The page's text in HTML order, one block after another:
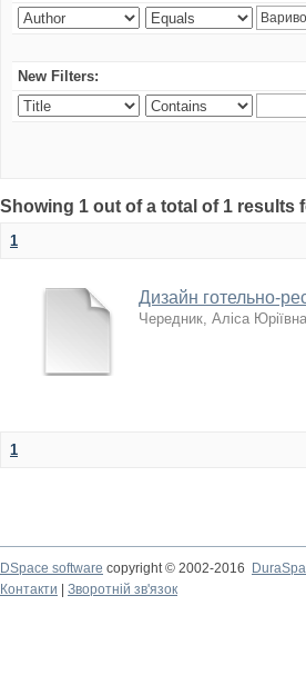
New Filters:
Showing 1 out of a total of 1 results
1
Дизайн готельно-
Чередник, Аліса Юріївна
1
DSpace software copyright © 2002-2016
Контакти
Зворотній зв'язок